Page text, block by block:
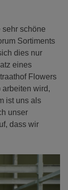
sehr schöne
Sortiments
dies nur
eines
Flowers
wird,
ist uns als
unser
dass wir